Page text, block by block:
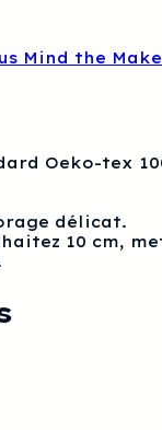
Mind the
Oeko-tex
délicat.
10 cm,